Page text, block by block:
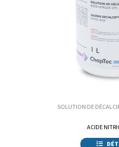
SOLUTION DE
ACIDE